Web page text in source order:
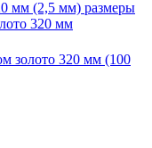
золото 320 мм (100